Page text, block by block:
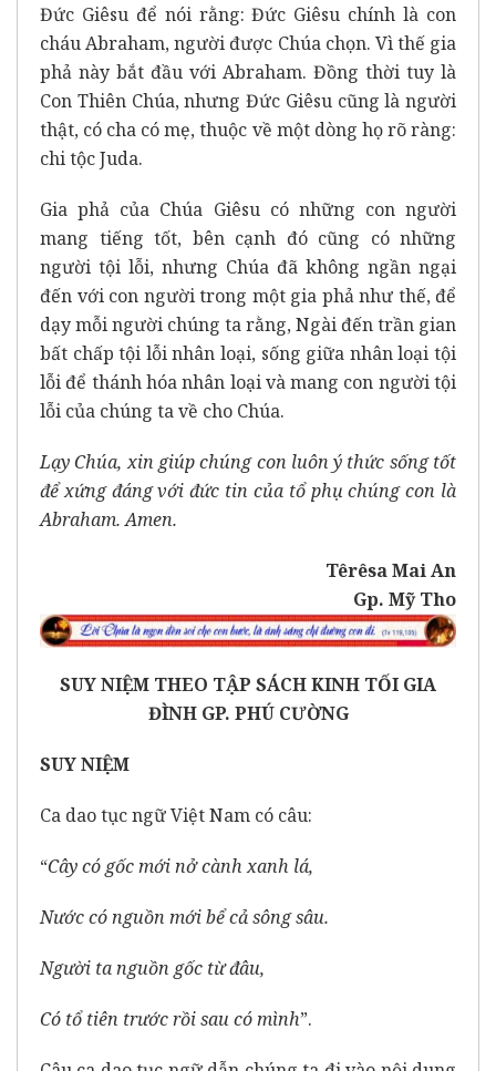
Đức Giêsu để nói rằng: Đức Giêsu chính là con
cháu Abraham, người được Chúa chọn. Vì thế gia
phả này bắt đầu với Abraham. Đồng thời tuy là
Con Thiên Chúa, nhưng Đức Giêsu cũng là người
thật, có cha có mẹ, thuộc về một dòng họ rõ ràng:
chi tộc Juda.
Gia phả của Chúa Giêsu có những con người
mang tiếng tốt, bên cạnh đó cũng có những
người tội lỗi, nhưng Chúa đã không ngần ngại
đến với con người trong một gia phả như thế, để
dạy mỗi người chúng ta rằng, Ngài đến trần gian
bất chấp tội lỗi nhân loại, sống giữa nhân loại tội
lỗi để thánh hóa nhân loại và mang con người tội
lỗi của chúng ta về cho Chúa.
Lạy Chúa, xin giúp chúng con luôn ý thức sống tốt
để xứng đáng với đức tin của tổ phụ chúng con là
Abraham. Amen.
Têrêsa Mai An
Gp. Mỹ Tho
SUY NIỆM THEO TẬP SÁCH KINH TỐI GIA
ĐÌNH GP. PHÚ CƯỜNG
SUY NIỆM
Ca dao tục ngữ Việt Nam có câu:
“Cây có gốc mới nở cành xanh lá,
Nước có nguồn mới bể cả sông sâu.
Người ta nguồn gốc từ đâu,
Có tổ tiên trước rồi sau có mình”.